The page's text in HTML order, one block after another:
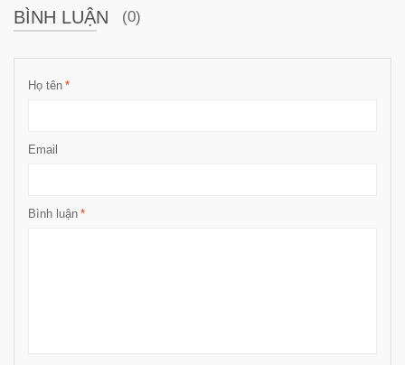
BÌNH LUẬN (0)
*
Họ tên
Email
*
Bình luận